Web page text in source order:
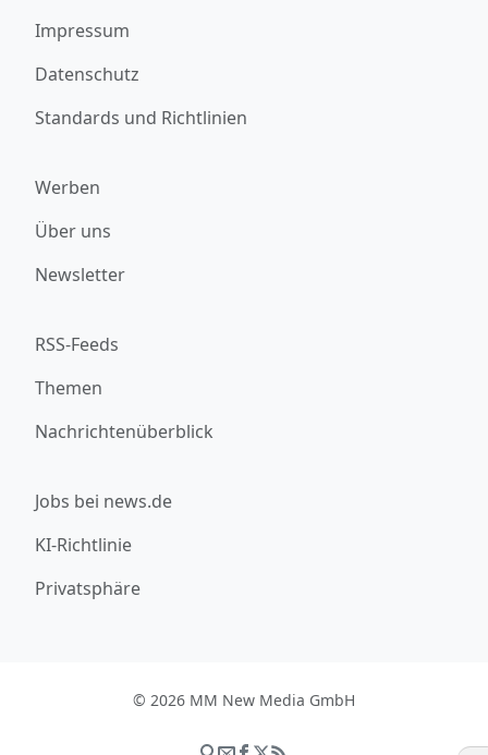
Impressum
Datenschutz
Standards und Richtlinien
Werben
Über uns
Newsletter
RSS-Feeds
Themen
Nachrichtenüberblick
Jobs bei news.de
KI-Richtlinie
Privatsphäre
© 2026 MM New Media GmbH